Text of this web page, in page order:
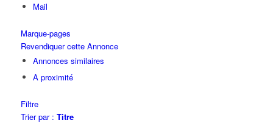
Mail
Marque-pages
Revendiquer cette Annonce
Annonces similaires
A proximité
Filtre
Trier par : Titre